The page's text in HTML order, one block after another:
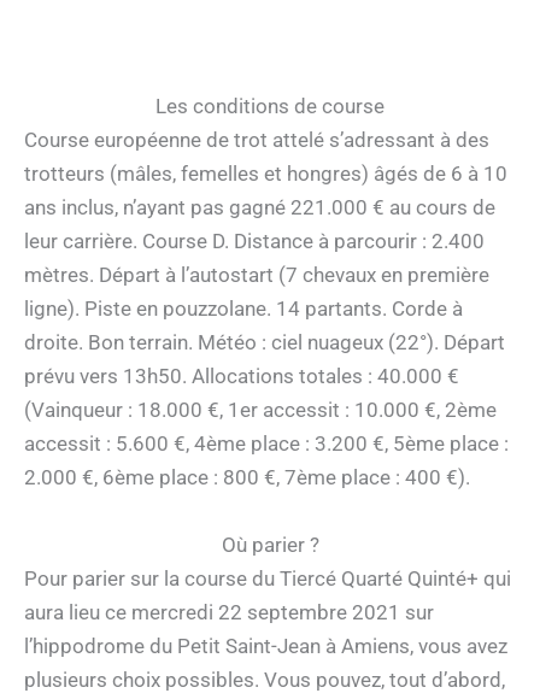
Les conditions de course
Course européenne de trot attelé s’adressant à des
trotteurs (mâles, femelles et hongres) âgés de 6 à 10
ans inclus, n’ayant pas gagné 221.000 € au cours de
leur carrière. Course D. Distance à parcourir : 2.400
mètres. Départ à l’autostart (7 chevaux en première
ligne). Piste en pouzzolane. 14 partants. Corde à
droite. Bon terrain. Météo : ciel nuageux (22°). Départ
prévu vers 13h50. Allocations totales : 40.000 €
(Vainqueur : 18.000 €, 1er accessit : 10.000 €, 2ème
accessit : 5.600 €, 4ème place : 3.200 €, 5ème place :
2.000 €, 6ème place : 800 €, 7ème place : 400 €).
Où parier ?
Pour parier sur la course du Tiercé Quarté Quinté+ qui
aura lieu ce mercredi 22 septembre 2021 sur
l’hippodrome du Petit Saint-Jean à Amiens, vous avez
plusieurs choix possibles. Vous pouvez, tout d’abord,